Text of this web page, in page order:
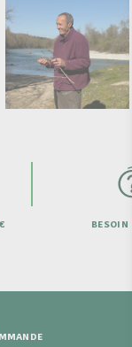
BESOIN